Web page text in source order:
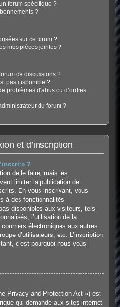
forum spécifique ?
?
sur ce forum ?
mes pièces jointes ?
de discussions ?
pas disponible ?
problèmes d’abus ou d’ordres
du forum ?
et d’inscription
?
de le faire, mais les
limiter la publication de
En vous inscrivant, vous
à des fonctionnalités
disponibles aux visiteurs, tels
l’utilisation de la
électroniques aux autres
d’utilisateurs, etc. L’inscription
c’est pourquoi nous vous
Privacy and Protection Act ») est
qui demande aux sites internet